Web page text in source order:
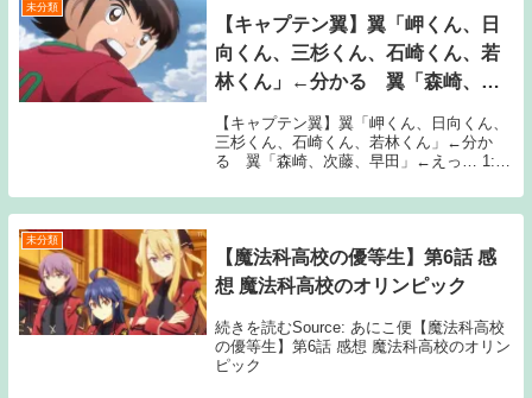
未分類
【キャプテン翼】翼「岬くん、日
向くん、三杉くん、石崎くん、若
林くん」←分かる 翼「森崎、次
【キャプテン翼】翼「岬くん、日向くん、
三杉くん、石崎くん、若林くん」←分か
る 翼「森崎、次藤、早田」←えっ… 1:
ID:A1mR+TYA0EVE 何か悲しい 続きを読
むSource: ち...
未分類
【魔法科高校の優等生】第6話 感
想 魔法科高校のオリンピック
続きを読むSource: あにこ便【魔法科高校
の優等生】第6話 感想 魔法科高校のオリン
ピック